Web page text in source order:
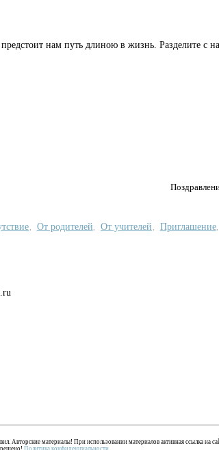
нам путь длиною в жизнь. Разделите с
От родителей От учителей Приглашение
Авторские материалы! При использовании материалов активная ссылка на